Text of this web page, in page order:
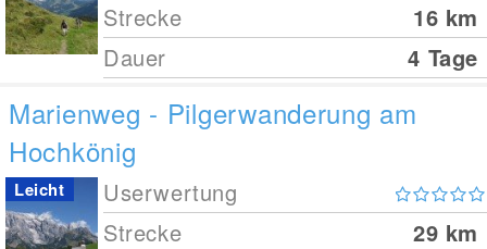
Strecke 16 km
Dauer
4 Tage
Marienweg - Pilgerwanderung am
Hochkönig
Userwertung
Leicht
Strecke 29 km